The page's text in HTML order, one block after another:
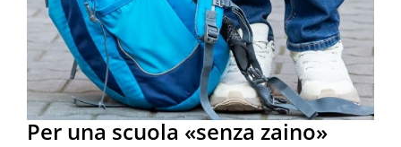
Per una scuola «senza zaino»